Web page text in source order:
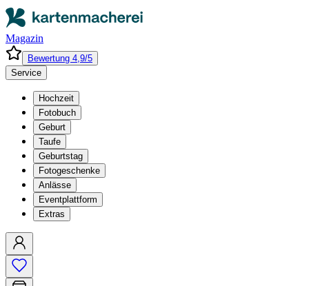
Magazin
Bewertung 4,9/5
Service
Hochzeit
Fotobuch
Geburt
Taufe
Geburtstag
Fotogeschenke
Anlässe
Eventplattform
Extras